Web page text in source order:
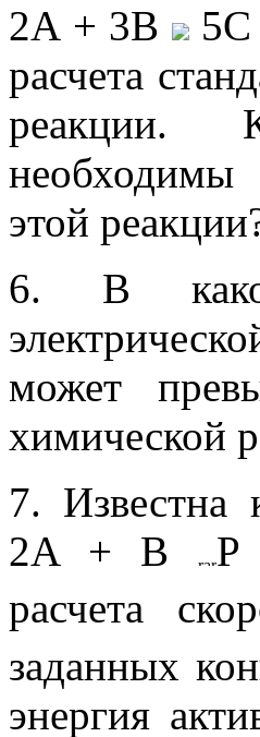
2А + 3В
5С
расчета
реакции.
необходимы
этой
6. В каком
может
химической
7. Известна
2A + B
P
расчета
заданных
энергия